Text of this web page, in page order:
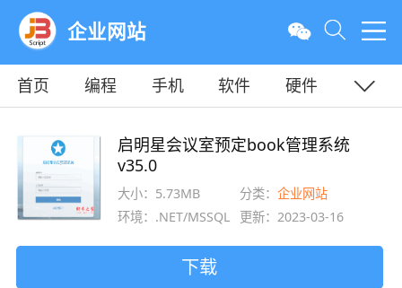
企业网站
首页 编程 手机 软件
硬件
启明星会议室预定book管理系统
v35.0
大小：5.73MB 分类：企业网站
环境：.NET/MSSQL
更新：2023-03-16
下载